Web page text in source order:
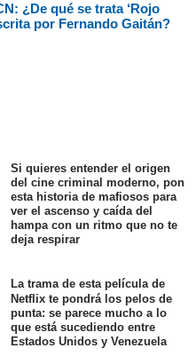
¿De qué se trata ‘Rojo
por Fernando Gaitán?
Si quieres entender el origen
del cine criminal moderno, pon
esta historia de mafiosos para
ver el ascenso y caída del
hampa con un ritmo que no te
deja respirar
La trama de esta película de
Netflix te pondrá los pelos de
punta: se parece mucho a lo
que está sucediendo entre
Estados Unidos y Venezuela